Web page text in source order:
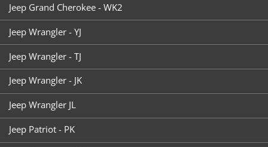
Jeep Grand Cherokee - WK2
Jeep Wrangler - YJ
Jeep Wrangler - TJ
Jeep Wrangler - JK
Jeep Wrangler JL
Jeep Patriot - PK